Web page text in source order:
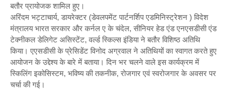
बतौर प्रायोजक शामिल हुए।
अरिंदम भट्टाचार्य, डायरेक्टर (डेवलपमेंट पार्टनर्शिप एडमिनिस्ट्रेशन ) विदेश
मंत्रालय भारत सरकार और कर्नल ए के चंदेल, सीनियर हेड एंड एनएसडीसी एंड
टेक्नीकल डेलिगेट असिस्टेंट, वर्ल्ड स्किल्स इंडिया ने बतौर विशिष्‍ठ अतिथि
किया। एएसडीसी के प्रेसिडेंट विनोद अग्रवाल ने अतिथियों का स्‍वागत करते हुए
आयोजन के उद्देश्य के बारे में बताया। दिन भर चलने वाले इस कार्यक्रम में
स्किलिंग इकोसिस्टम, भविष्‍य की तकनीक, रोजगार एवं स्‍वरोजगार के अवसर पर
चर्चा की गई।